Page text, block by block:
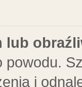
lub
i